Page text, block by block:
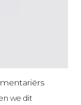
we dit